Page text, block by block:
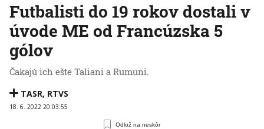
Futbalisti do 19 rokov dostali v
úvode ME od Francúzska 5
gólov
Čakajú ich ešte Taliani a Rumuni.
TASR, RTVS
18. 6. 2022 20:03:55
Odlož na neskôr